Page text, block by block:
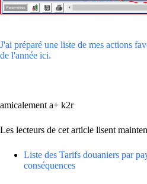
J'ai préparé une liste de mes actions
de l'année ici.
amicalement a+ k2r
Les lecteurs de cet article lisent
Liste des Tarifs douaniers par
conséquences